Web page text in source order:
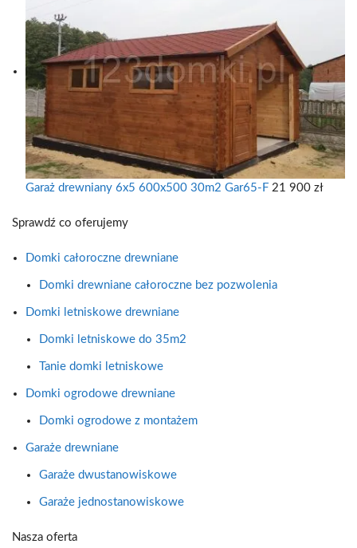
Garaż drewniany 6x5 600x500 30m2 Gar65-F 21 900 zł
Sprawdź co oferujemy
Domki całoroczne drewniane
Domki drewniane całoroczne bez pozwolenia
Domki letniskowe drewniane
Domki letniskowe do 35m2
Tanie domki letniskowe
Domki ogrodowe drewniane
Domki ogrodowe z montażem
Garaże drewniane
Garaże dwustanowiskowe
Garaże jednostanowiskowe
Nasza oferta